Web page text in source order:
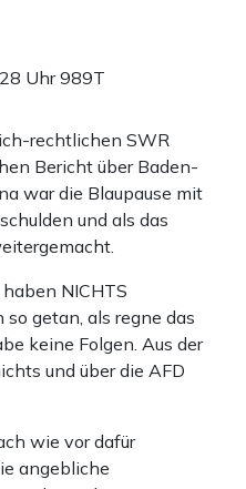
der Berliner GroKo im
Auch, weil die
Maßnahmen – von
ÖPNV-Ausbau – die
Notstandes als
Tagen schlug
Stettner vor, man könne
Magnetschwebebahn
und Bedrohung hat so ein
zu tun.
die
der Wegner-Koalition.
Uhr989T
rechtlichen SWR
Bericht über Baden-
war die Blaupause mit
und als das
NICHTS
getan, als regne das
keine Folgen. Aus der
und über die AFD
wie vor dafür
angebliche